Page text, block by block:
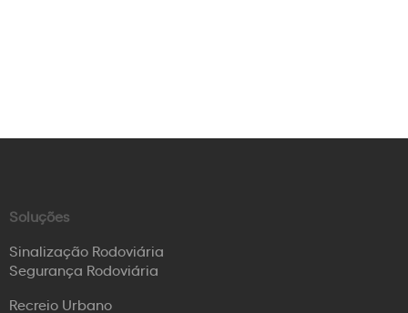
Soluções
Sinalização Rodoviária
Segurança Rodoviária
Recreio Urbano